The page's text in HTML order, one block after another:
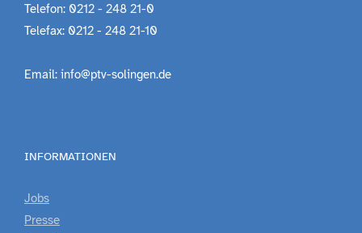
Telefon: 0212 - 248 21-0
Telefax: 0212 - 248 21-10
Email: info@ptv-solingen.de
INFORMATIONEN
Jobs
Presse